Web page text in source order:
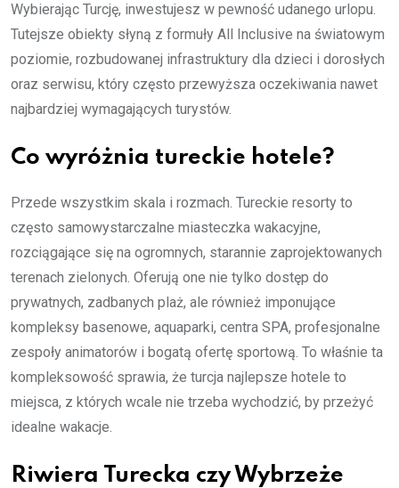
Wybierając Turcję, inwestujesz w pewność udanego urlopu.
Tutejsze obiekty słyną z formuły All Inclusive na światowym
poziomie, rozbudowanej infrastruktury dla dzieci i dorosłych
oraz serwisu, który często przewyższa oczekiwania nawet
najbardziej wymagających turystów.
Co wyróżnia tureckie hotele?
Przede wszystkim skala i rozmach. Tureckie resorty to
często samowystarczalne miasteczka wakacyjne,
rozciągające się na ogromnych, starannie zaprojektowanych
terenach zielonych. Oferują one nie tylko dostęp do
prywatnych, zadbanych plaż, ale również imponujące
kompleksy basenowe, aquaparki, centra SPA, profesjonalne
zespoły animatorów i bogatą ofertę sportową. To właśnie ta
kompleksowość sprawia, że turcja najlepsze hotele to
miejsca, z których wcale nie trzeba wychodzić, by przeżyć
idealne wakacje.
Riwiera Turecka czy Wybrzeże